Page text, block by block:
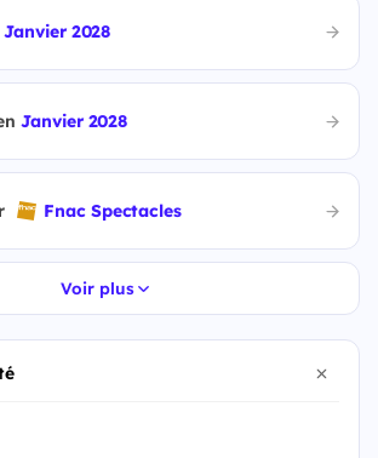
Janvier 2028
Janvier 2028
Fnac Spectacles
Voir plus